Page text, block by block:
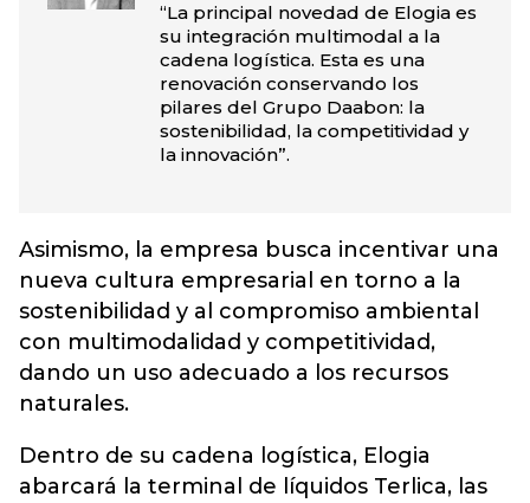
“La principal novedad de Elogia es
su integración multimodal a la
cadena logística. Esta es una
renovación conservando los
pilares del Grupo Daabon: la
sostenibilidad, la competitividad y
la innovación”.
Asimismo, la empresa busca incentivar una
nueva cultura empresarial en torno a la
sostenibilidad y al compromiso ambiental
con multimodalidad y competitividad,
dando un uso adecuado a los recursos
naturales.
Dentro de su cadena logística, Elogia
abarcará la terminal de líquidos Terlica, las